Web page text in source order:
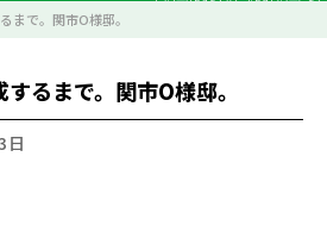
まで。関市O様邸。
るまで。関市O様邸。
日